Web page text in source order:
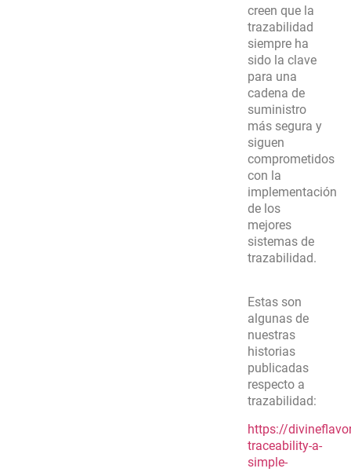
creen que la
trazabilidad
siempre ha
sido la clave
para una
cadena de
suministro
más segura y
siguen
comprometidos
con la
implementación
de los
mejores
sistemas de
trazabilidad.
Estas son
algunas de
nuestras
historias
publicadas
respecto a
trazabilidad:
https://
traceability-a-
simple-